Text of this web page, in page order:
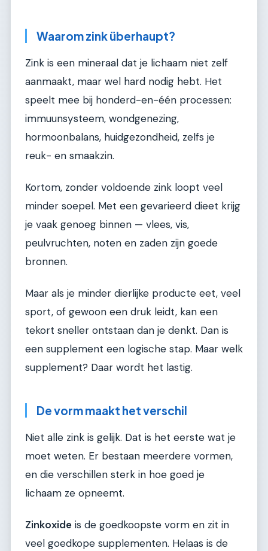
Waarom zink überhaupt?
Zink is een mineraal dat je lichaam niet zelf
aanmaakt, maar wel hard nodig hebt. Het
speelt mee bij honderd-en-één processen:
immuunsysteem, wondgenezing,
hormoonbalans, huidgezondheid, zelfs je
reuk- en smaakzin.
Kortom, zonder voldoende zink loopt veel
minder soepel. Met een gevarieerd dieet krijg
je vaak genoeg binnen — vlees, vis,
peulvruchten, noten en zaden zijn goede
bronnen.
Maar als je minder dierlijke producte eet, veel
sport, of gewoon een druk leidt, kan een
tekort sneller ontstaan dan je denkt. Dan is
een supplement een logische stap. Maar welk
supplement? Daar wordt het lastig.
De vorm maakt het verschil
Niet alle zink is gelijk. Dat is het eerste wat je
moet weten. Er bestaan meerdere vormen,
en die verschillen sterk in hoe goed je
lichaam ze opneemt.
Zinkoxide is de goedkoopste vorm en zit in
veel goedkope supplementen. Helaas is de